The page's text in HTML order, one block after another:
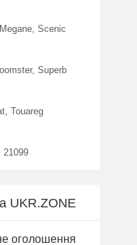
Megane Scenic
Superb
Touareg
21099
UKR.ZONE
оголошення